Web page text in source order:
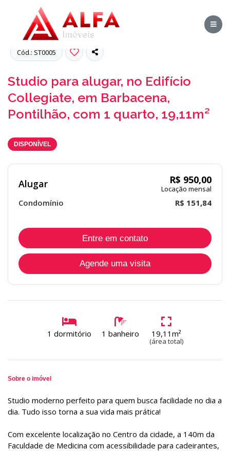
Cód.: ST0005
Studio para alugar, no Edifício
Collegiate, em Barbacena,
Pontilhão, com 1 quarto, 19,11m²
DISPONÍVEL
Alugar R$ 950,00
Locação mensal
Condomínio R$ 151,84
Entre em contato
Agende uma visita
1 dormitório 1 banheiro 19,11m²
(área total)
Sobre o imóvel
Studio moderno perfeito para quem busca facilidade no dia a
dia. Tudo isso torna a sua vida mais prática!
Com excelente localização no Centro da cidade, a 140m da
Faculdade de Medicina com acessibilidade para cadeirantes,